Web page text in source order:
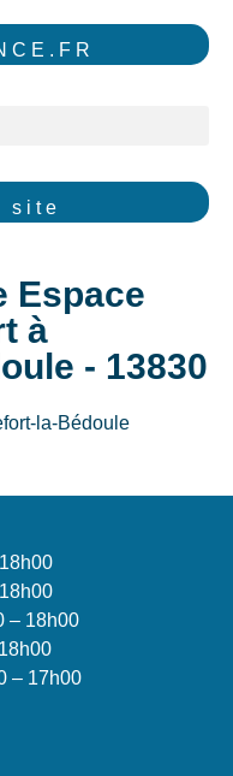
site
Espace
à
- 13830
la-Bédoule
– 18h00
– 17h00